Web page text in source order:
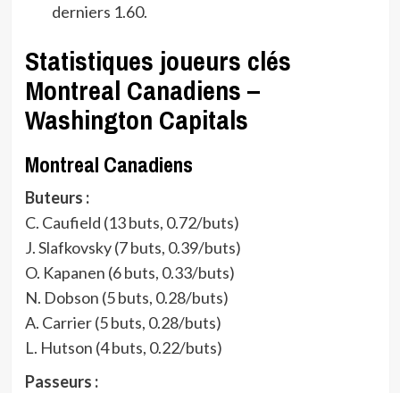
derniers 1.60.
Statistiques joueurs clés
Montreal Canadiens –
Washington Capitals
Montreal Canadiens
Buteurs :
C. Caufield (13 buts, 0.72/buts)
J. Slafkovsky (7 buts, 0.39/buts)
O. Kapanen (6 buts, 0.33/buts)
N. Dobson (5 buts, 0.28/buts)
A. Carrier (5 buts, 0.28/buts)
L. Hutson (4 buts, 0.22/buts)
Passeurs :